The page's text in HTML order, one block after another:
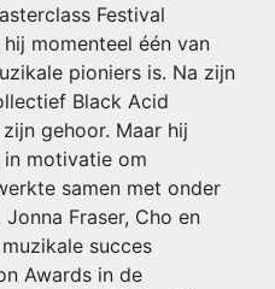
Festival
momenteel één van
pioniers is. Na zijn
Black Acid
gehoor. Maar hij
motivatie om
samen met onder
Jonna Fraser, Cho en
succes
Awards in de